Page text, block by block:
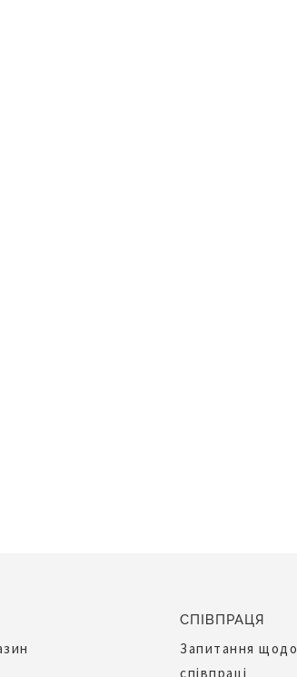
СПІВПРАЦЯ
Запитання щодо
співпраці